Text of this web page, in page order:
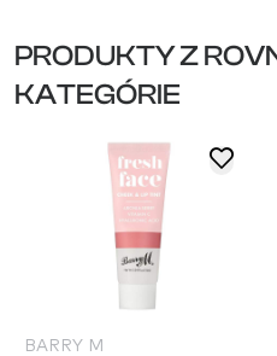
PRODUKTY Z
KATEGÓRIE
BARRY M